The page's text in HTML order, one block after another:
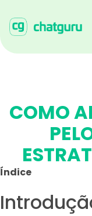
COMO
Índice